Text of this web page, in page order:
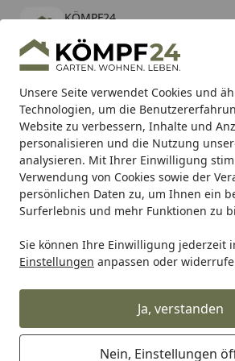
Unsere Seite verwendet Cookies und
Technologien, um die
Website zu verbessern, Inhalte und
personalisieren und die Nutzung
analysieren. Mit Ihrer Einwilligung
Verwendung von Cookies sowie der
persönlichen Daten zu, um Ihnen ein
Surferlebnis und mehr Funktionen zu
Sie können Ihre Einwilligung jederzeit
Einstellungen anpassen oder
Ja, verstanden
Nein, Einstellungen
KÖMPF24
kostenlos - Im App Store
Alle Produkte
Mein Konto
Suchen
Karibu Pools inkl. gratis
Starterset (Gesamtwert
Startseite
Freizeit & Sport Rucksäcke &
YETI Wasserdichter